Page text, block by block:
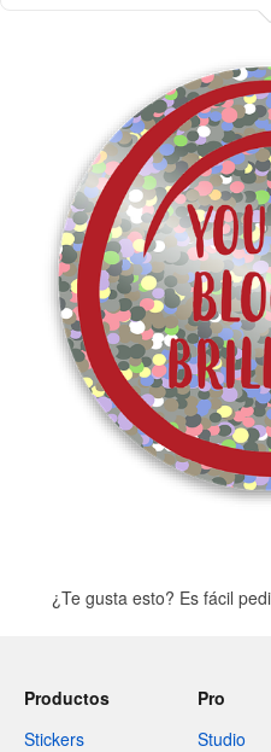
¿Te gusta esto? Es fácil
Productos
Stickers
Pro
Studio